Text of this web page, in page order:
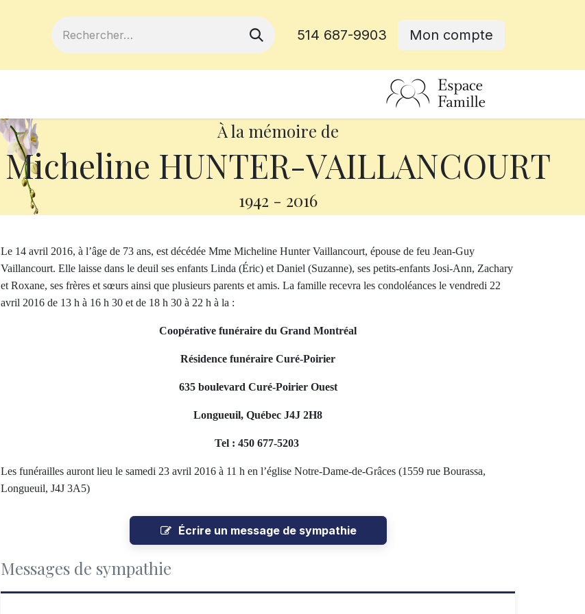
514 687-9903 Mon compte
À la mémoire de
Micheline HUNTER-VAILLANCOURT
1942 - 2016
Le 14 avril 2016, à l’âge de 73 ans, est décédée Mme Micheline Hunter Vaillancourt, épouse de feu Jean-Guy
Vaillancourt. Elle laisse dans le deuil ses enfants Linda (Éric) et Daniel (Suzanne), ses petits-enfants Josi-Ann, Zachary
et Roxane, ses frères et sœurs ainsi que plusieurs parents et amis. La famille recevra les condoléances le vendredi 22
avril 2016 de 13 h à 16 h 30 et de 18 h 30 à 22 h à la :
Coopérative funéraire du Grand Montréal
Résidence funéraire Curé-Poirier
635 boulevard Curé-Poirier Ouest
Longueuil, Québec J4J 2H8
Tel : 450 677-5203
Les funérailles auront lieu le samedi 23 avril 2016 à 11 h en l’église Notre-Dame-de-Grâces (1559 rue Bourassa,
Longueuil, J4J 3A5)
Écrire un message de sympathie
Messages de sympathie